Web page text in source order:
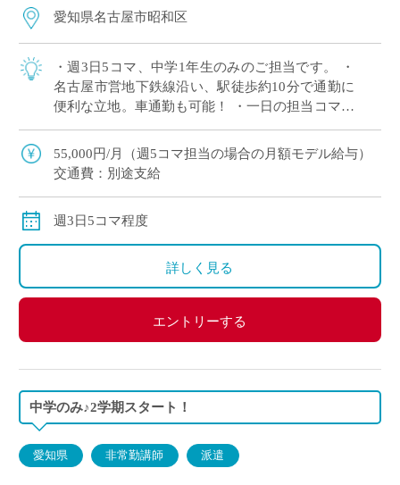
愛知県名古屋市昭和区
・週3日5コマ、中学1年生のみのご担当です。 ・
名古屋市営地下鉄線沿い、駅徒歩約10分で通勤に
便利な立地。車通勤も可能！ ・一日の担当コマ数
のみで完結の時間割なので兼務や副業 […]
55,000円/月（週5コマ担当の場合の月額モデル給与）
交通費：別途支給
週3日5コマ程度
詳しく見る
エントリーする
中学のみ♪2学期スタート！
愛知県 非常勤講師 派遣